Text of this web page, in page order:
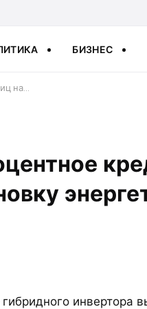
БИЗНЕС
на…
инвертора